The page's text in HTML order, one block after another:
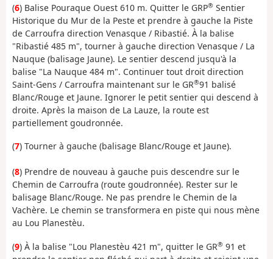
(6) Balise Pouraque Ouest 610 m. Quitter le GRP® Sentier
Historique du Mur de la Peste et prendre à gauche la Piste
de Carroufra direction Venasque / Ribastié. À la balise
"Ribastié 485 m", tourner à gauche direction Venasque / La
Nauque (balisage Jaune). Le sentier descend jusqu'à la
balise "La Nauque 484 m". Continuer tout droit direction
Saint-Gens / Carroufra maintenant sur le GR®91 balisé
Blanc/Rouge et Jaune. Ignorer le petit sentier qui descend à
droite. Après la maison de La Lauze, la route est
partiellement goudronnée.
(7) Tourner à gauche (balisage Blanc/Rouge et Jaune).
(8) Prendre de nouveau à gauche puis descendre sur le
Chemin de Carroufra (route goudronnée). Rester sur le
balisage Blanc/Rouge. Ne pas prendre le Chemin de la
Vachère. Le chemin se transformera en piste qui nous mène
au Lou Planestèu.
(9) À la balise "Lou Planestèu 421 m", quitter le GR® 91 et